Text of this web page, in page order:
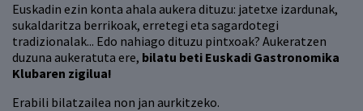
Euskadin ezin konta ahala aukera dituzu: jatetxe izardunak,
sukaldaritza berrikoak, erretegi eta sagardotegi
tradizionalak... Edo nahiago dituzu pintxoak? Aukeratzen
duzuna aukeratuta ere, bilatu beti Euskadi Gastronomika
Klubaren zigilua!
Erabili bilatzailea non jan aurkitzeko.